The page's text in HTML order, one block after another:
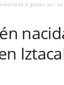
a golpes por